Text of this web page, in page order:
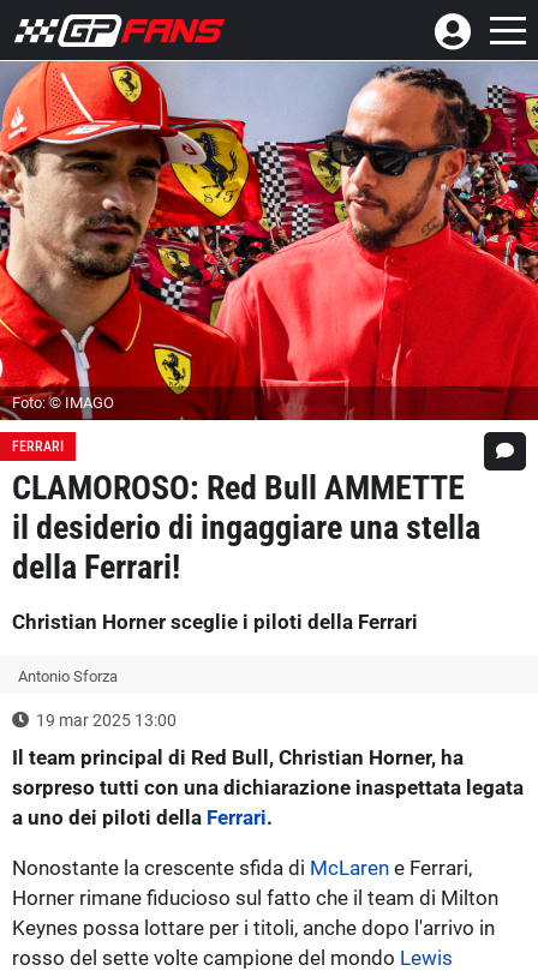
Foto: © IMAGO
FERRARI
CLAMOROSO: Red Bull AMMETTE
il desiderio di ingaggiare una stella
della Ferrari!
Christian Horner sceglie i piloti della Ferrari
Antonio Sforza
19 mar 2025 13:00
Il team principal di Red Bull, Christian Horner, ha
sorpreso tutti con una dichiarazione inaspettata legata
a uno dei piloti della Ferrari.
Nonostante la crescente sfida di McLaren e Ferrari,
Horner rimane fiducioso sul fatto che il team di Milton
Keynes possa lottare per i titoli, anche dopo l'arrivo in
rosso del sette volte campione del mondo Lewis